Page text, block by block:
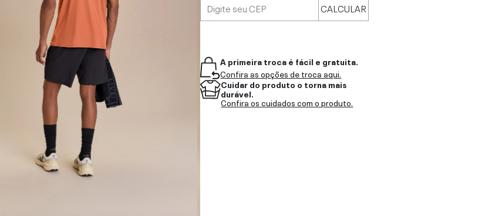
CALCULAR
A primeira troca é fácil e gratuita.
Confira as opções de troca aqui.
Cuidar do produto o torna mais
durável.
Confira os cuidados com o produto.